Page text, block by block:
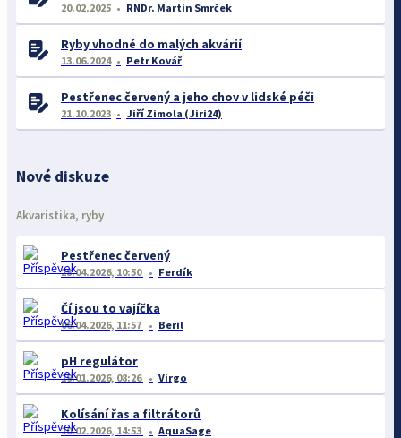
20.02.2025 RNDr. Martin Smrček
Ryby vhodné do malých akvárií
13.06.2024 Petr Kovář
Pestřenec červený a jeho chov v lidské péči
21.10.2023 Jiří Zimola (Jiri24)
Nové diskuze
Akvaristika, ryby
Pestřenec červený
28.04.2026, 10:50 Ferdík
Čí jsou to vajíčka
06.04.2026, 11:57 Beril
pH regulátor
19.01.2026, 08:26 Virgo
Kolísání řas a filtrátorů
10.02.2026, 14:53 AquaSage